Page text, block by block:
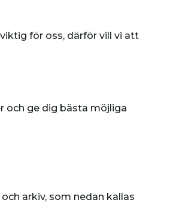
för oss, därför vill vi att
och ge dig bästa möjliga
arkiv, som nedan kallas